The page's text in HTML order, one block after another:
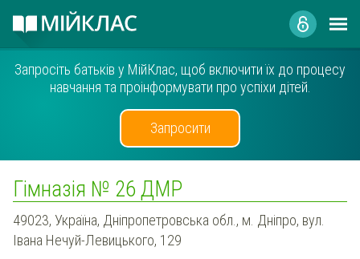
Запросіть батьків у МійКлас, щоб включити їх до процесу
навчання та проінформувати про успіхи дітей.
Запросити
Гімназія № 26 ДМР
49023, Україна, Дніпропетровська обл., м. Дніпро, вул.
Івана Нечуй-Левицького, 129